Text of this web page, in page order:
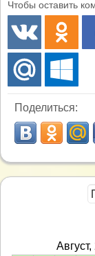
Чтобы оставить
Поделиться: